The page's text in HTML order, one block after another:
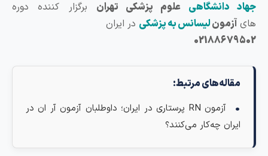
دانشگاهیعلوم پزشکی تهرانبرگزار کننده دوره
آزمونلیسانس به پزشکیدر ایران
مقاله‌های مرتبط:
آزمون RN پرستاری در ایران؛ داوطلبان آزمون آر ان در
ایران چه‌کار می‌کنند؟